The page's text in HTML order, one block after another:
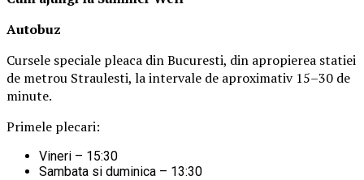
Autobuz
Cursele speciale pleaca din Bucuresti, din apropierea statiei
de metrou Straulesti, la intervale de aproximativ 15–30 de
minute.
Primele plecari:
Vineri – 15:30
Sambata si duminica – 13:30